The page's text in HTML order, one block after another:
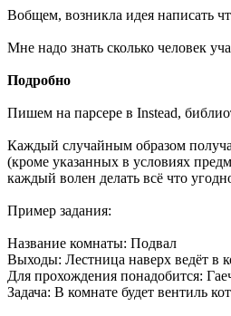
Вобщем, возникла идея написать
Мне надо знать сколько человек
Подробно
Пишем на парсере в Instead,
Каждый случайным образом
(кроме указанных в условиях
каждый волен делать всё что
Пример задания:
Название комнаты: Подвал
Выходы: Лестница наверх ведёт в
Для прохождения понадобится:
Задача: В комнате будет вентиль